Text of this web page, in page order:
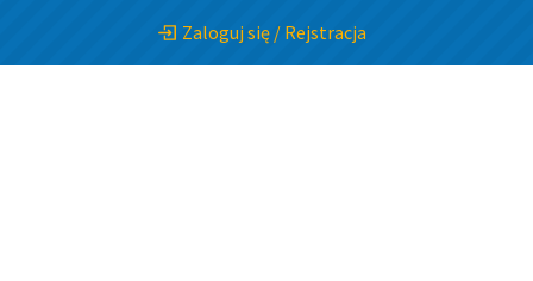
Zaloguj się / Rejstracja